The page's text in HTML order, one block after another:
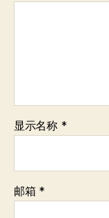
显示名称 *
邮箱 *